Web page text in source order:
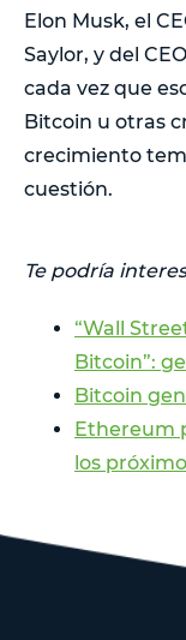
Elon Musk, el
Saylor, y del
cada vez que
Bitcoin u otras
crecimiento
cuestión.
Te podría
“Wall
Bitcoin”:
Bitcoin
Ethereum
los